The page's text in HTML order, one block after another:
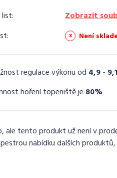
Zobrazit
Není
regulace výkonu od 4,9 -
hoření topeniště je 80%
ale tento produkt už není v
nabídku dalších